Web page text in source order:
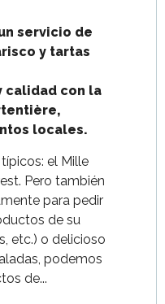
servicio de
y tartas
calidad con la
locales.
el Mille
Pero también
para pedir
de su
etc.) o delicioso
podemos
de...